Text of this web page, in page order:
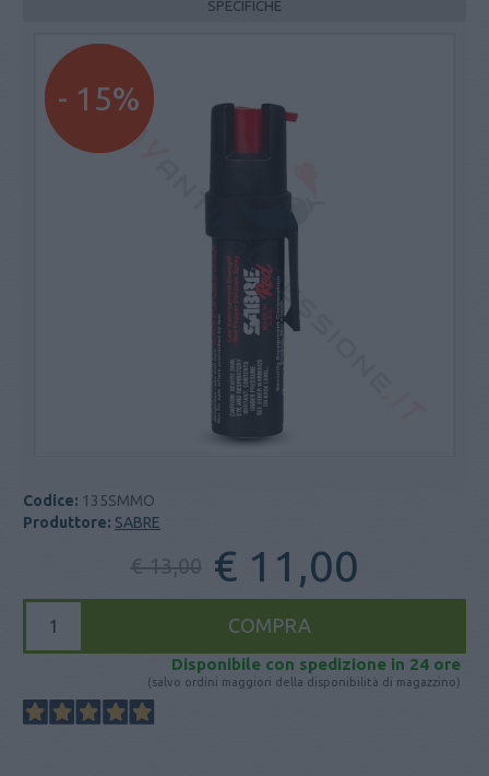
SPECIFICHE
- 15%
Codice: 135SMMO
Produttore: SABRE
€ 13,00 € 11,00
Disponibile con spedizione in 24 ore
(salvo ordini maggiori della disponibilità di magazzino)